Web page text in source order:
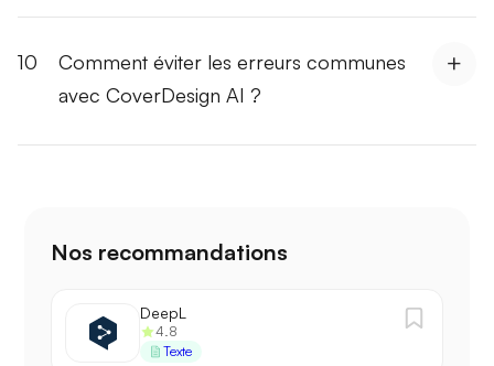
10
Comment éviter les erreurs communes
avec CoverDesign AI ?
Nos recommandations
DeepL
4.8
Texte